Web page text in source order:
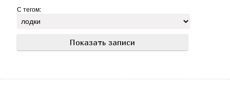
С тегом: